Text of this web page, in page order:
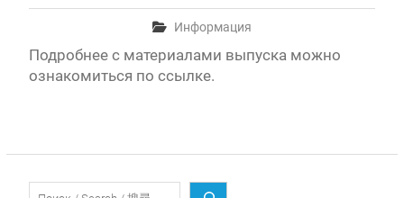
Информация
Подробнее с материалами выпуска можно
ознакомиться по ссылке.